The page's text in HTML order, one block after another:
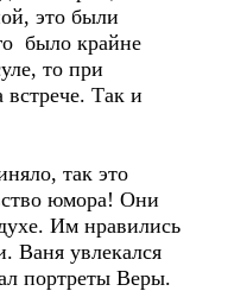
это были
было крайне
то при
Так и
так это
юмора! Они
Им нравились
Ваня увлекался
портреты Веры.